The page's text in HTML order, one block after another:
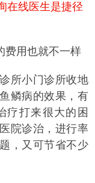
在线医生是捷径
费用也就不一样
所小门诊所收地
鳞病的效果，有
疗打来很大的困
院诊治，进行率
，又可节省不少